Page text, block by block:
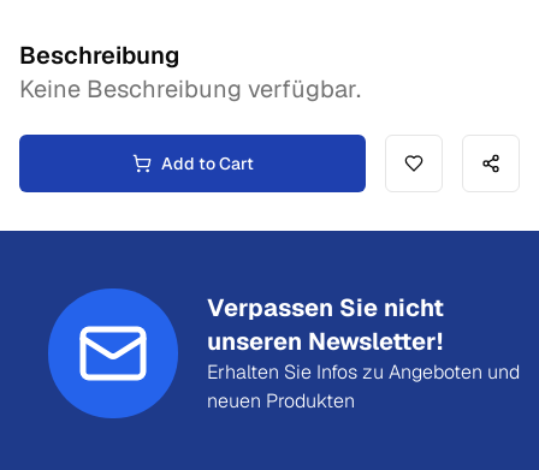
Beschreibung
Keine Beschreibung verfügbar.
Add to Cart
Verpassen Sie nicht
unseren Newsletter!
Erhalten Sie Infos zu Angeboten und
neuen Produkten